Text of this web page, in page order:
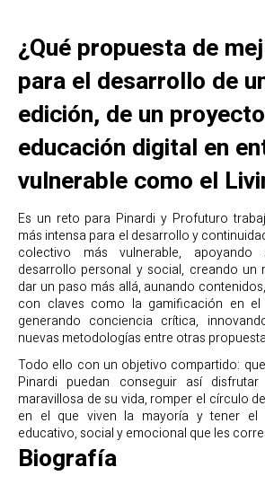
¿Qué propuesta de
para el desarrollo de
edición, de un
educación digital en
vulnerable como el
Es un reto para Pinardi y Profuturo
más intensa para el desarrollo y
colectivo más vulnerable, apoyando
desarrollo personal y social, creando un
dar un paso más allá, aunando
con claves como la gamificación en el
generando conciencia crítica,
nuevas metodologías entre otras
Todo ello con un objetivo compartido:
Pinardi puedan conseguir así
maravillosa de su vida, romper el círculo
en el que viven la mayoría y tener el
educativo, social y emocional que les
Biografía